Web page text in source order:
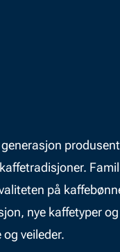
på
nye kaffetyper
veileder.